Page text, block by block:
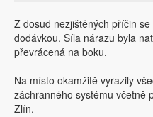
Z dosud nezjištěných příčin
dodávkou. Síla nárazu byla
převrácená na boku.
Na místo okamžitě vyrazily
záchranného systému včetně
Zlín.